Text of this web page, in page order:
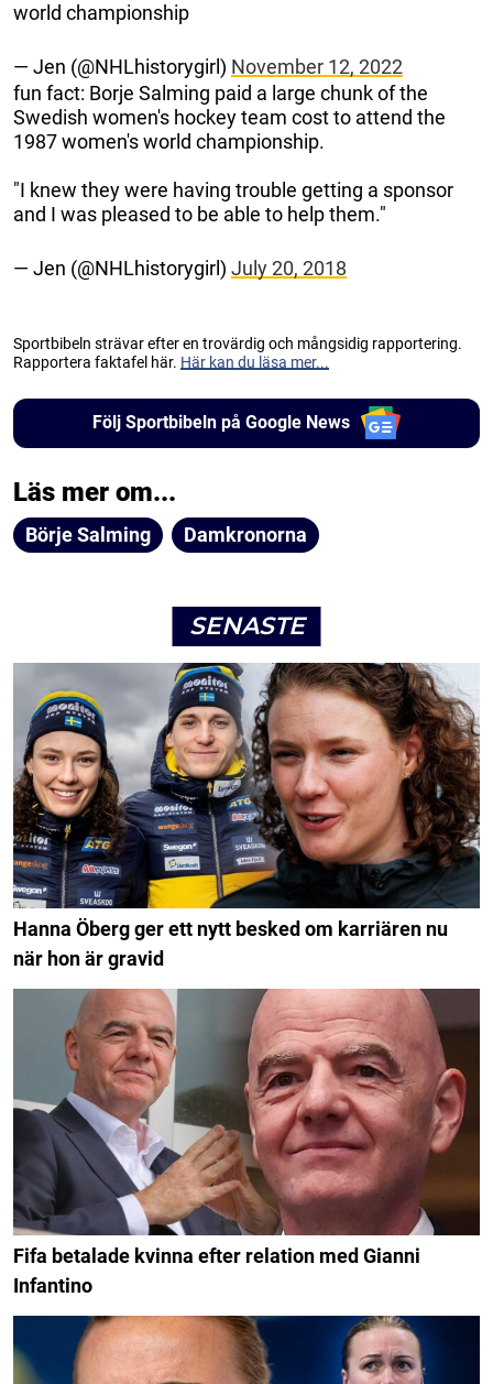
world championship
— Jen (@NHLhistorygirl) November 12, 2022
fun fact: Borje Salming paid a large chunk of the
Swedish women's hockey team cost to attend the
1987 women's world championship.
"I knew they were having trouble getting a sponsor
and I was pleased to be able to help them."
— Jen (@NHLhistorygirl) July 20, 2018
Sportbibeln strävar efter en trovärdig och mångsidig rapportering.
Rapportera faktafel här. Här kan du läsa mer...
Följ Sportbibeln på Google News
Läs mer om...
Börje Salming Damkronorna
SENASTE
Hanna Öberg ger ett nytt besked om karriären nu
när hon är gravid
Fifa betalade kvinna efter relation med Gianni
Infantino